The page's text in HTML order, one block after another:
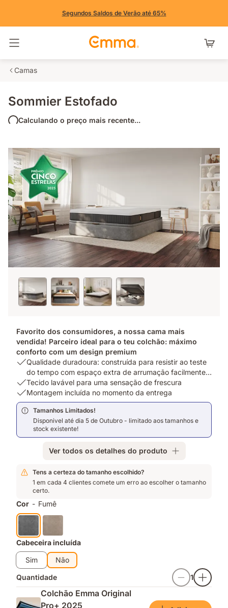
Segundos Saldos de Verão até 65%
Camas
Sommier Estofado
Calculando o preço mais recente...
Favorito dos consumidores, a nossa cama mais
vendida! Parceiro ideal para o teu colchão: máximo
conforto com um design premium
USP
Qualidade
duradoura:
construída
para
resistir
ao
com
espaço
extra
de
arrumação
acessível
Qualidade duradoura: construída para resistir ao teste
do tempo com espaço extra de arrumação facilmente
acessível
USP
2:
Tecido
lavável
uma
Tecido lavável para uma sensação de frescura
USP
3:
Montagem
incluída
no
Montagem incluída no momento da entrega
Tamanhos Limitados!
Disponivel até dia 5 de Outubro - limitado aos tamanhos e
stock existente!
Ver todos os detalhes do produto
Complementos
Tens a certeza do tamanho escolhido?
1 em cada 4 clientes comete um erro ao escolher o tamanho
certo.
Cor - Fumê
Cabeceira incluída
Sim
Não
Quantidade
1
Colchão Emma Original
Pro+ 2025